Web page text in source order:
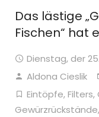
Das lästige
Fischen“ hat
Dienstag, der
Aldona Cieslik
Eintöpfe,Filters,
Gewürzrückstände,